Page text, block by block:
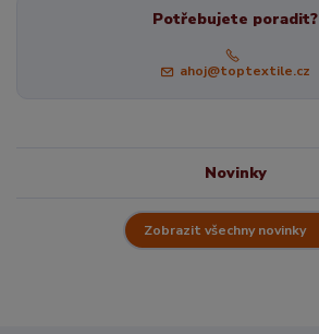
Potřebujete poradit?
ahoj@toptextile.cz
Novinky
Zobrazit všechny novinky